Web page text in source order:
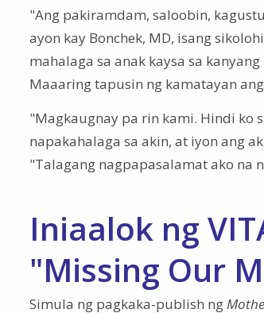
"Ang pakiramdam, saloobin,
ayon kay Bonchek, MD, isang
mahalaga sa anak kaysa sa
Maaaring tapusin ng kamatayan
"Magkaugnay pa rin kami. Hindi ko
napakahalaga sa akin, at iyon ang
"Talagang nagpapasalamat ako na
Iniaalok ng
"Missing Our
Simula ng pagkaka-publish ng